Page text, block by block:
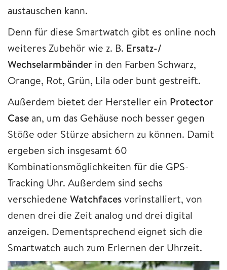
austauschen kann.
Denn für diese Smartwatch gibt es online noch
weiteres Zubehör wie z. B. Ersatz-/
Wechselarmbänder in den Farben Schwarz,
Orange, Rot, Grün, Lila oder bunt gestreift.
Außerdem bietet der Hersteller ein Protector
Case an, um das Gehäuse noch besser gegen
Stöße oder Stürze absichern zu können. Damit
ergeben sich insgesamt 60
Kombinationsmöglichkeiten für die GPS-
Tracking Uhr. Außerdem sind sechs
verschiedene Watchfacesvorinstalliert, von
denen drei die Zeit analog und drei digital
anzeigen. Dementsprechend eignet sich die
Smartwatch auch zum Erlernen der Uhrzeit.